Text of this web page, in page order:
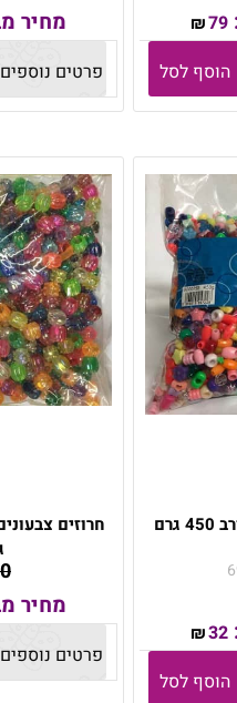
₪79
הוסף לסל
מחיר
פרטים נוספים
₪32
הוסף לסל
מחיר
פרטים נוספים